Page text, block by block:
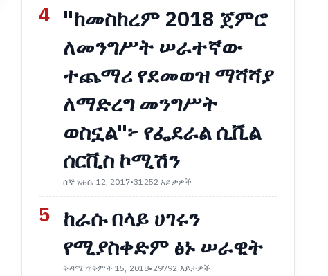
4 "ከመስከረም 2018 ጀምሮ
ለመንግሥት ሠራተኛው
ተጨማሪ የደመወዝ ማሻሻያ
ለማድረግ መንግሥት
ወስኗል"፦ የፌደራል ሲቪል
ሰርቪስ ኮሚሽን
ሰኞ ነሐሴ 12, 2017•31252 እይታዎች
5 ከራሱ በላይ ሀገሩን
የሚያስቀድም ፅኑ ሠራዊት
ቅዳሜ ጥቅምት 15, 2018•29792 እይታዎች